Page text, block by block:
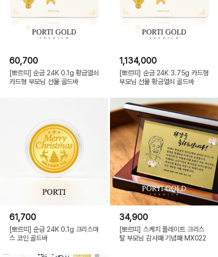
60,700
[뽀르띠] 순금 24K 0.1g 황금열쇠
카드형 부모님 선물 골드바
1,134,000
[뽀르띠] 순금 24K 3.75g 카드형
부모님 선물 황금열쇠 골드바
61,700
[뽀르띠] 순금 24K 0.1g 크리스마
스 코인 골드바
34,900
[뽀르띠] 스케치 플레이트 크리스
탈 부모님 감사패 기념패 MX022